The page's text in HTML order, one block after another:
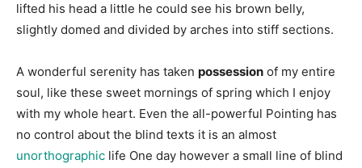
lifted his head a little he could see his brown belly,
slightly domed and divided by arches into stiff sections.
A wonderful serenity has taken possession of my entire
soul, like these sweet mornings of spring which I enjoy
with my whole heart. Even the all-powerful Pointing has
no control about the blind texts it is an almost
unorthographic life One day however a small line of blind